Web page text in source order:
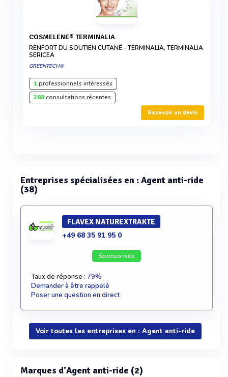
COSMELENE® TERMINALIA
RENFORT DU SOUTIEN CUTANÉ - TERMINALIA, TERMINALIA
SERICEA
GREENTECH®
1professionnels intéressés
288consultations récentes
Recevoir un devis
Entreprises spécialisées en : Agent anti-ride
(38)
FLAVEX NATUREXTRAKTE
+49 68 35 91 95 0
Sponsorisée
Taux de réponse : 79%
Demander à être rappelé
Poser une question en direct
Voir toutes les entreprises en : Agent anti-ride
Marques d'Agent anti-ride (2)